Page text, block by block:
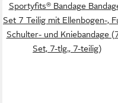
Sportyfits® Bandage
Set 7 Teilig mit Ellenbogen-,
Schulter- und Kniebandage
Set, 7-tlg., 7-teilig)